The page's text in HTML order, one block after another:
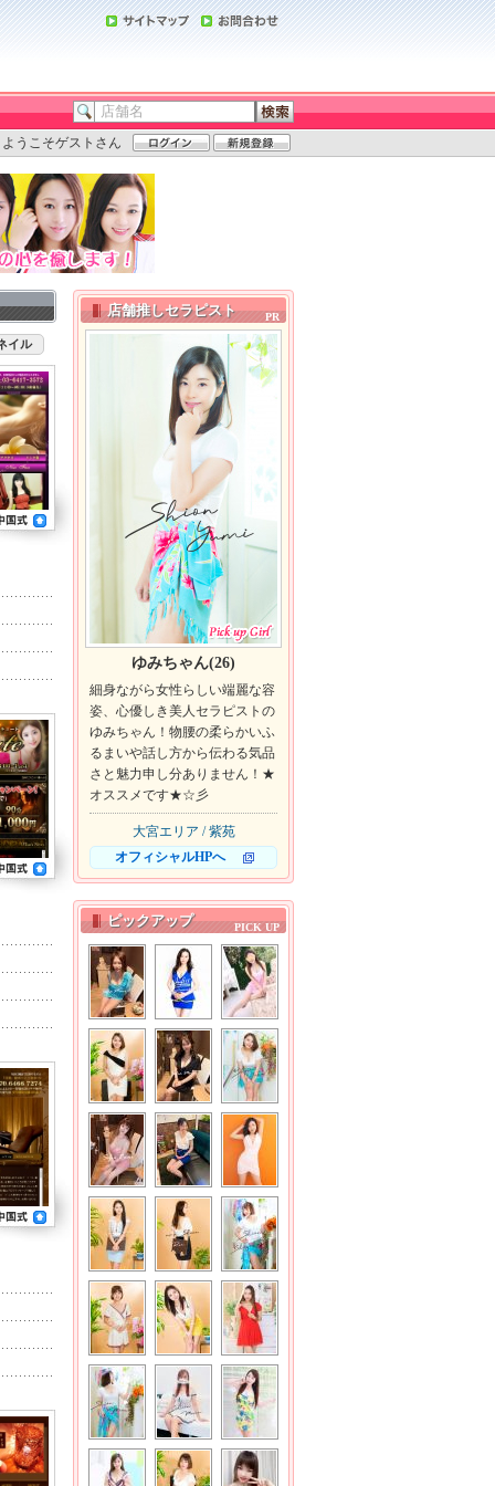
ようこそゲストさん
イル
店舗推しセラピスト
ゆみちゃん(26)
細身ながら女性らしい端麗な容
姿、心優しき美人セラピストの
ゆみちゃん！物腰の柔らかいふ
るまいや話し方から伝わる気品
さと魅力申し分ありません！★
オススメです★☆彡
大宮エリア / 紫苑
オフィシャルHPへ
ピックアップ